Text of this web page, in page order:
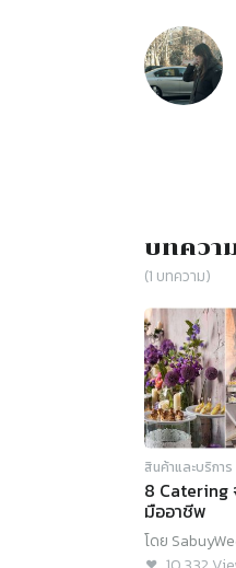
บทควา
(1 บทความ)
สินค้าและบริการ
8 Catering
มืออาชีพ
โดย